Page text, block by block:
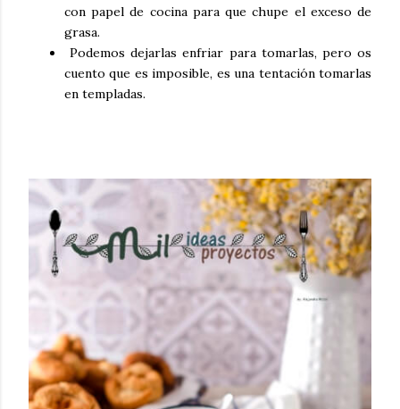
con papel de cocina para que chupe el exceso de
grasa.
Podemos dejarlas enfriar para tomarlas, pero os
cuento que es imposible, es una tentación tomarlas
en templadas.